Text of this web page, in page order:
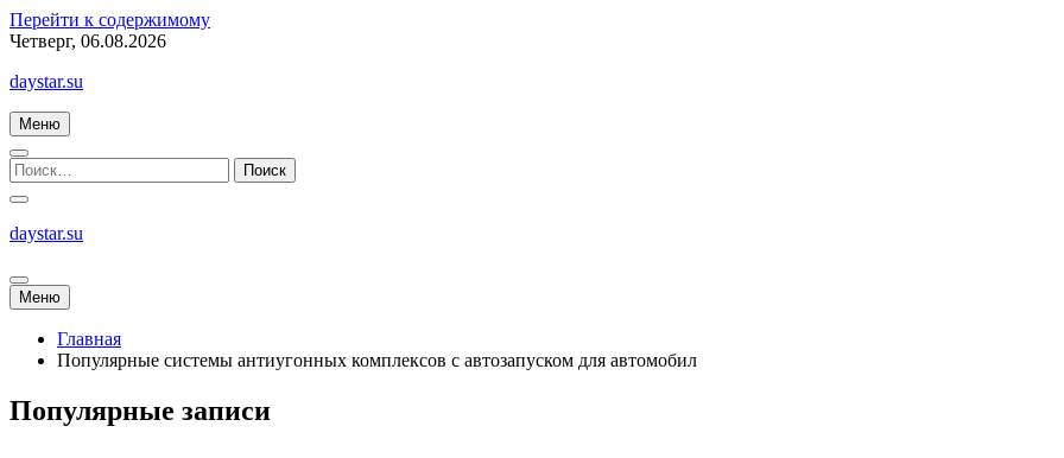
Перейти к содержимому
Четверг, 06.08.2026
daystar.su
Меню
daystar.su
Меню
Главная
Популярные системы антиугонных комплексов с автозапуском для автомобил
Популярные записи